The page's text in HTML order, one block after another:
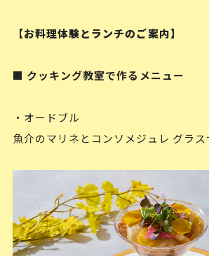
【お料理体験とランチのご案内】
■ クッキング教室で作るメニュー
・オードブル
魚介のマリネとコンソメジュレ グラ